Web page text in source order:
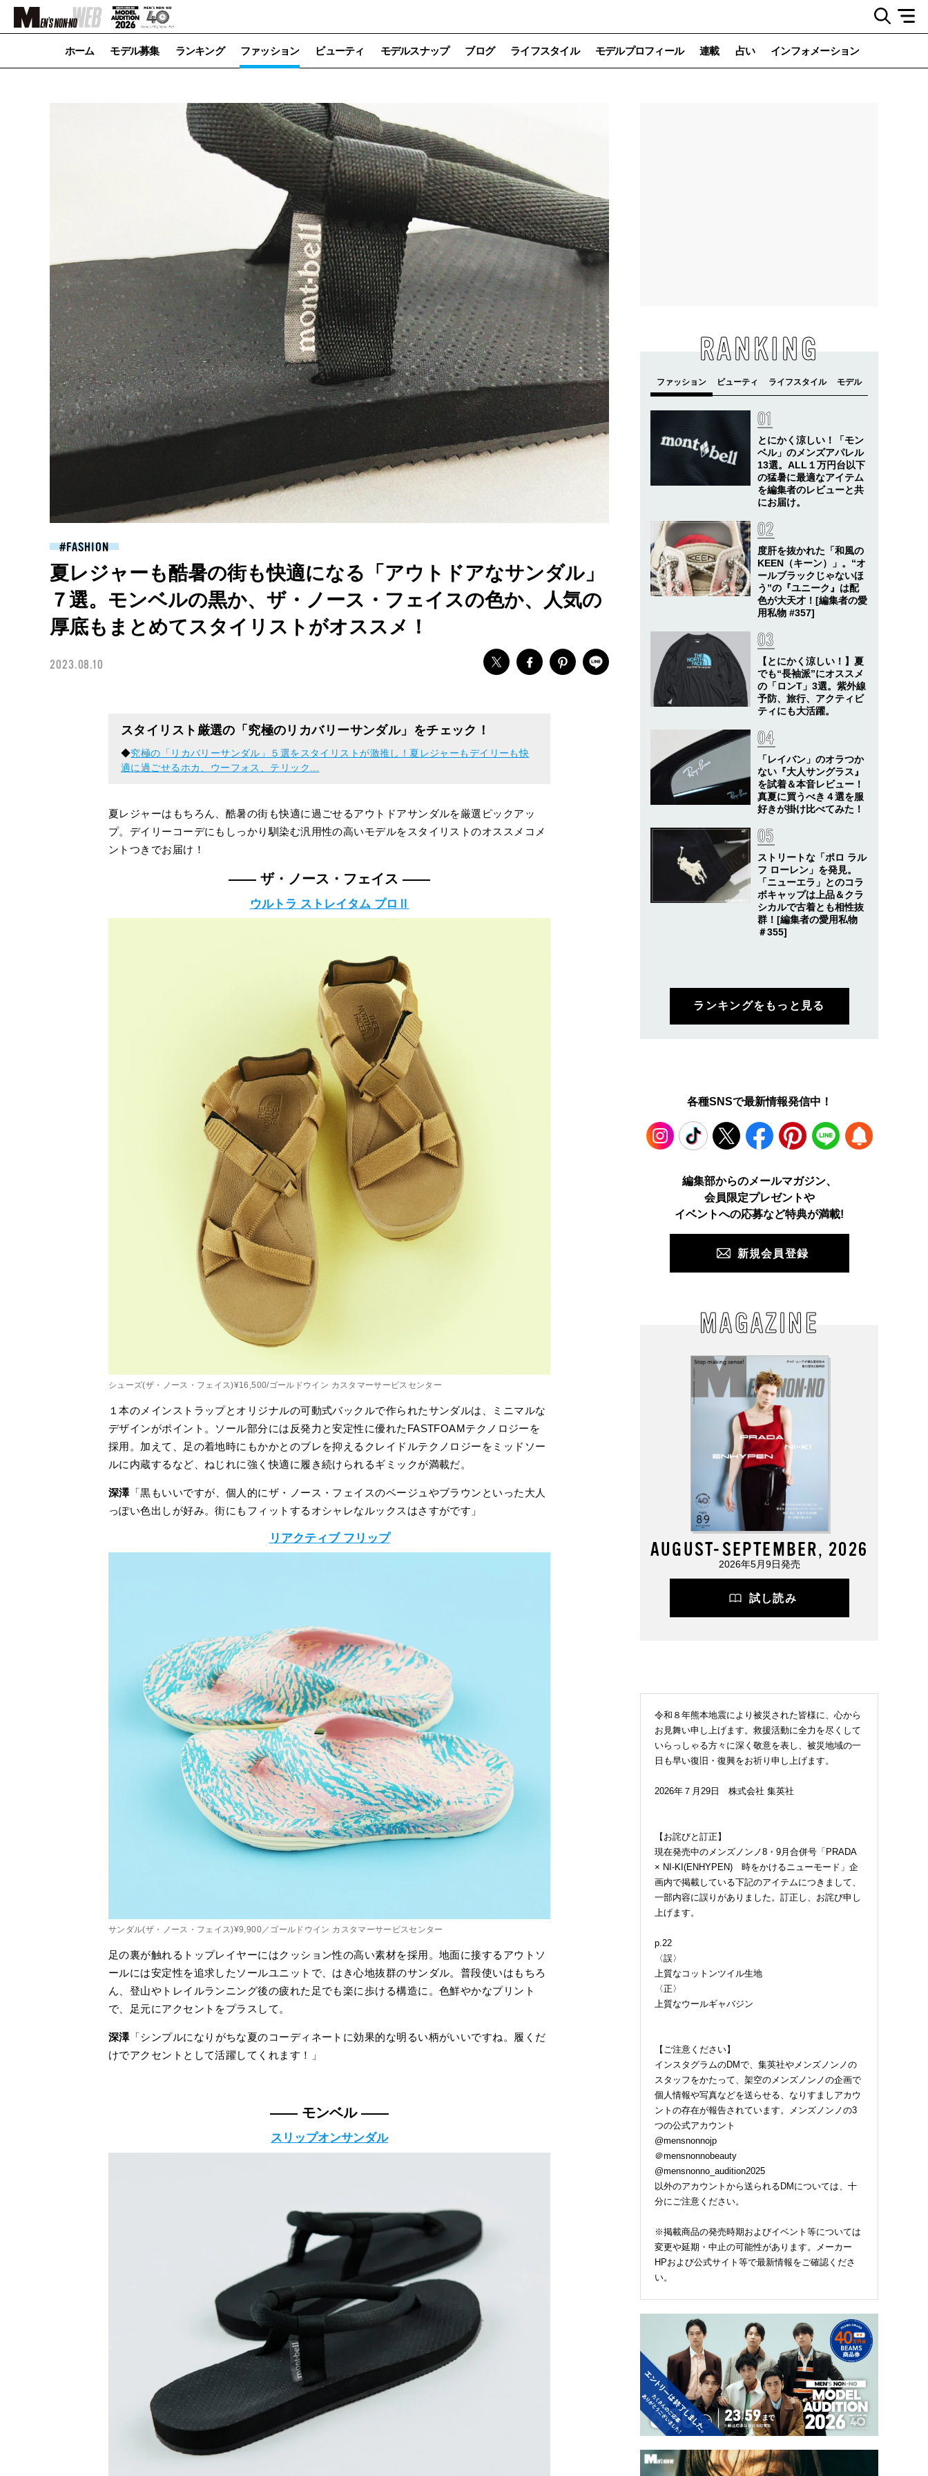
ホーム モデル募集 ランキング ファッション ビューティ モデルスナップ ブログ ライフスタイル モデルプロフィール 連載 占い インフォメーション
FASHION
夏レジャーも酷暑の街も快適になる「アウトドアなサンダル」
７選。モンベルの黒か、ザ・ノース・フェイスの色か、人気の
厚底もまとめてスタイリストがオススメ！
2023.08.10
スタイリスト厳選の「究極のリカバリーサンダル」をチェック！
◆究極の「リカバリーサンダル」５選をスタイリストが激推し！夏レジャーもデイリーも快
適に過ごせるホカ、ウーフォス、テリック...
夏レジャーはもちろん、酷暑の街も快適に過ごせるアウトドアサンダルを厳選ピックアッ
プ。デイリーコーデにもしっかり馴染む汎用性の高いモデルをスタイリストのオススメコメ
ントつきでお届け！
—— ザ・ノース・フェイス ——
ウルトラ ストレイタム プロⅡ
シューズ(ザ・ノース・フェイス)¥16,500/ゴールドウイン カスタマーサービスセンター
１本のメインストラップとオリジナルの可動式バックルで作られたサンダルは、ミニマルな
デザインがポイント。ソール部分には反発力と安定性に優れたFASTFOAMテクノロジーを
採用。加えて、足の着地時にもかかとのブレを抑えるクレイドルテクノロジーをミッドソー
ルに内蔵するなど、ねじれに強く快適に履き続けられるギミックが満載だ。
深澤「黒もいいですが、個人的にザ・ノース・フェイスのベージュやブラウンといった大人
っぽい色出しが好み。街にもフィットするオシャレなルックスはさすがです」
リアクティブ フリップ
サンダル(ザ・ノース・フェイス)¥9,900／ゴールドウイン カスタマーサービスセンター
足の裏が触れるトップレイヤーにはクッション性の高い素材を採用。地面に接するアウトソ
ールには安定性を追求したソールユニットで、はき心地抜群のサンダル。普段使いはもちろ
ん、登山やトレイルランニング後の疲れた足でも楽に歩ける構造に。色鮮やかなプリント
で、足元にアクセントをプラスして。
深澤「シンプルになりがちな夏のコーディネートに効果的な明るい柄がいいですね。履くだ
けでアクセントとして活躍してくれます！」
—— モンベル ——
スリップオンサンダル
RANKING
とにかく涼しい！「モン
ベル」のメンズアパレル
13選。ALL１万円台以下
の猛暑に最適なアイテム
を編集者のレビューと共
にお届け。
度肝を抜かれた「和風の
KEEN（キーン）」。“オ
ールブラックじゃないほ
う”の『ユニーク』は配
色が大天才！[編集者の愛
用私物 #357]
【とにかく涼しい！】夏
でも“長袖派”にオススメ
の「ロンT」3選。紫外線
予防、旅行、アクティビ
ティにも大活躍。
「レイバン」のオラつか
ない『大人サングラス』
を試着＆本音レビュー！
真夏に買うべき４選を服
好きが掛け比べてみた！
ストリートな「ポロ ラル
フ ローレン」を発見。
「ニューエラ」とのコラ
ボキャップは上品＆クラ
シカルで古着とも相性抜
群！[編集者の愛用私物
＃355]
ランキングをもっと見る
各種SNSで最新情報発信中！
TikTok Facebook Pinterest LINE
編集部からのメールマガジン、
会員限定プレゼントや
イベントへの応募など特典が満載!
新規会員登録
MAGAZINE
AUGUST-SEPTEMBER, 2026
2026年5月9日発売
試し読み
令和８年熊本地震により被災された皆様に、心から
お見舞い申し上げます。救援活動に全力を尽くして
いらっしゃる方々に深く敬意を表し、被災地域の一
日も早い復旧・復興をお祈り申し上げます。
2026年７月29日 株式会社 集英社
【お詫びと訂正】
現在発売中のメンズノンノ8・9月合併号「PRADA
× NI-KI(ENHYPEN) 時をかけるニューモード」企
画内で掲載している下記のアイテムにつきまして、
一部内容に誤りがありました。訂正し、お詫び申し
上げます。
p.22
〈誤〉
上質なコットンツイル生地
〈正〉
上質なウールギャバジン
【ご注意ください】
インスタグラムのDMで、集英社やメンズノンノの
スタッフをかたって、架空のメンズノンノの企画で
個人情報や写真などを送らせる、なりすましアカウ
ントの存在が報告されています。メンズノンノの3
つの公式アカウント
@mensnonnojp
＠mensnonnobeauty
@mensnonno_audition2025
以外のアカウントから送られるDMについては、十
分にご注意ください。
※掲載商品の発売時期およびイベント等については
変更や延期・中止の可能性があります。メーカー
HPおよび公式サイト等で最新情報をご確認くださ
い。